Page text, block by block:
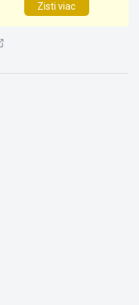
Zisti viac